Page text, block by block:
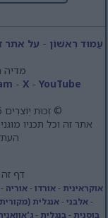
עַמוּד רִאשׁוֹן - על אתר
מדיה
- X- YouTube
© זְכוּת יְוֹצרִים 2015-2026. כֹּל הַזְכוּיוֹת שְׁמוּרוֹת.
אתר זה וכל תכניו
דף
אוקראינית -אורדו-אוריה -
-אלבני -אנגלית
בוסנית -בנגלית -